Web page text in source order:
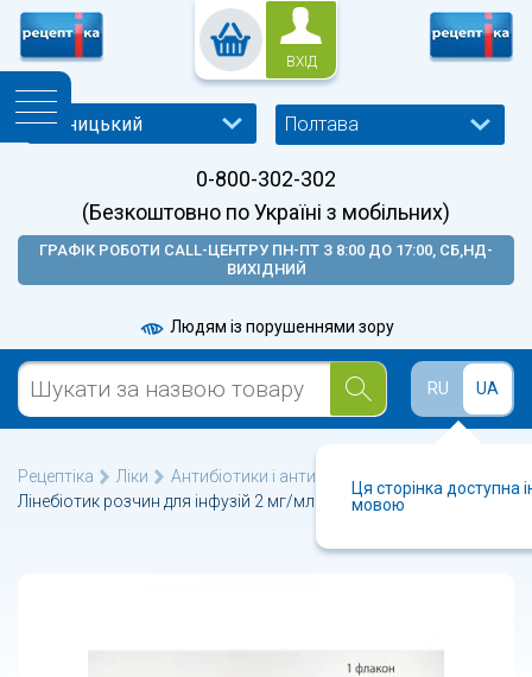
ВХІД
Полтава
0-800-302-302
(Безкоштовно по Україні з мобільних)
ГРАФІК РОБОТИ CALL-ЦЕНТРУ ПН-ПТ З 8:00 ДО 17:00, СБ,НД-
ВИХІДНИЙ
Людям із порушеннями зору
RU UA
Ця сторінка доступна
мовою
Рецептіка Ліки
Антибіотики і антибактеріальні
Лінебіотик розчин для інфузій 2 мг/мл флакон 300 мл